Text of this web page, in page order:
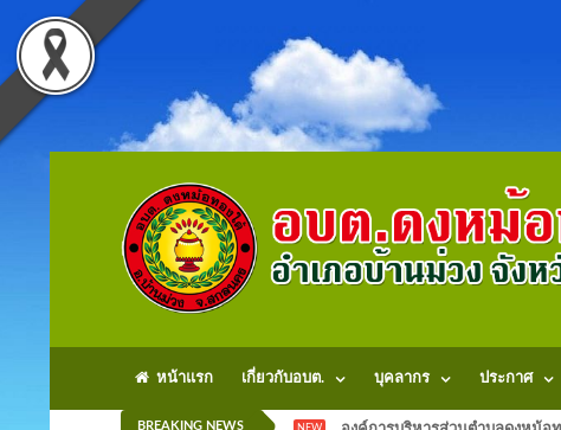
หน้าแรก เกี่ยวกับอบต. บุคลากร ประกาศ
BREAKING NEWS